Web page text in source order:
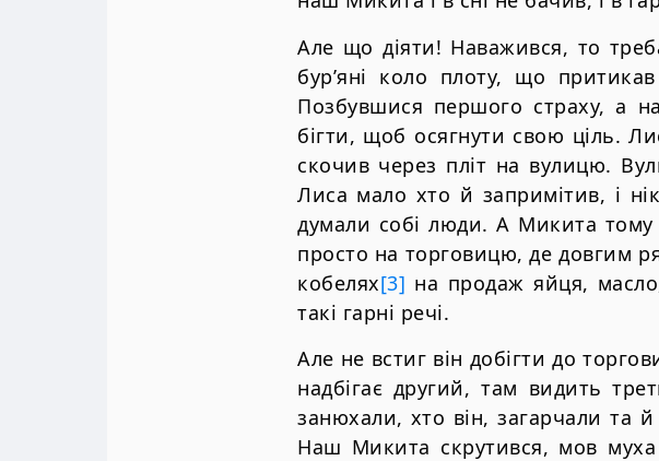
Але що дiяти! Наважився, то
бур’янi коло плоту, що
Позбувшися першого страху, а
бiгти, щоб осягнути свою цiль.
скочив через плiт на вулицю.
Лиса мало хто й запримiтив, i
думали собi люди. А Микита тому
просто на торговицю, де довгим
кобелях[3] на продаж яйця,
такi гарнi речi.
Але не встиг вiн добiгти до
надбiгає другий, там видить
занюхали, хто вiн, загарчали та
Наш Микита скрутився, мов